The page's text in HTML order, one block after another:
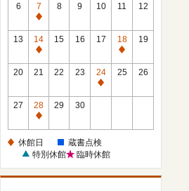
6
7
休
館
日
8 9 10 11 12
13
14
休
館
15 16 17
18
休
館
19
20 21 22 23
24
休
25 26
27
28
休
日
29 30
休館日
蔵書点検
特別休館
臨時休館